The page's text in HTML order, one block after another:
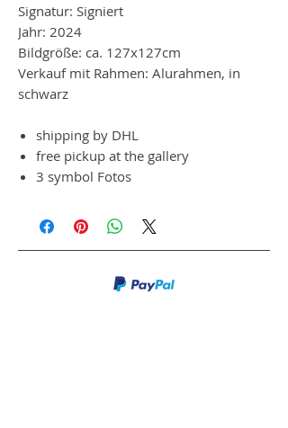
Signatur: Signiert
Jahr: 2024
Bildgröße: ca. 127x127cm
Verkauf mit Rahmen: Alurahmen, in
schwarz
shipping by DHL
free pickup at the gallery
3 symbol Fotos